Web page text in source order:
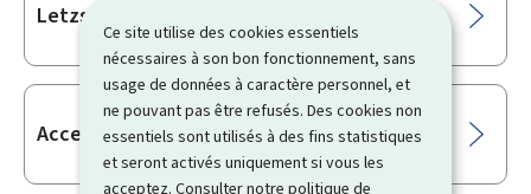
Ce site utilise des cookies essentiels
nécessaires à son bon fonctionnement, sans
usage de données à caractère personnel, et
ne pouvant pas être refusés. Des cookies non
essentiels sont utilisés à des fins statistiques
et seront activés uniquement si vous les
acceptez. Consulter notrepolitique de
Letzshop
Accessibilité des produits et services